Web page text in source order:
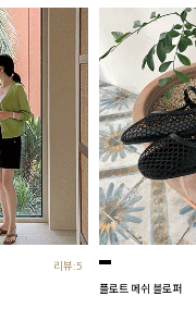
리뷰:5
플로트 메쉬 블로퍼